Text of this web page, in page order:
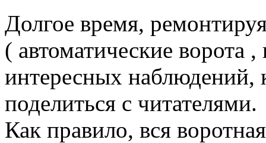
Долгое время,
( автоматические ворота
интересных
поделиться с читателями.
Как правило, вся